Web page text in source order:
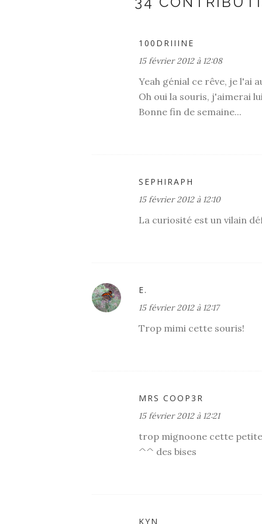
100DRIIINE
15 février 2012 à 12:08
Yeah génial ce rêve, je l'ai
Oh oui la souris, j'aimerai
Bonne fin de semaine...
SEPHIRAPH
15 février 2012 à 12:10
La curiosité est un vilain
E.
15 février 2012 à 12:17
Trop mimi cette souris!
MRS COOP3R
15 février 2012 à 12:21
trop mignoone cette
^^ des bises
KYN